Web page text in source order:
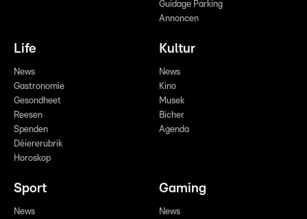
Guidage Parking
Annoncen
Life
News
Gastronomie
Gesondheet
Reesen
Spenden
Déiererubrik
Horoskop
Kultur
News
Kino
Musek
Bicher
Agenda
Sport
News
Gaming
News